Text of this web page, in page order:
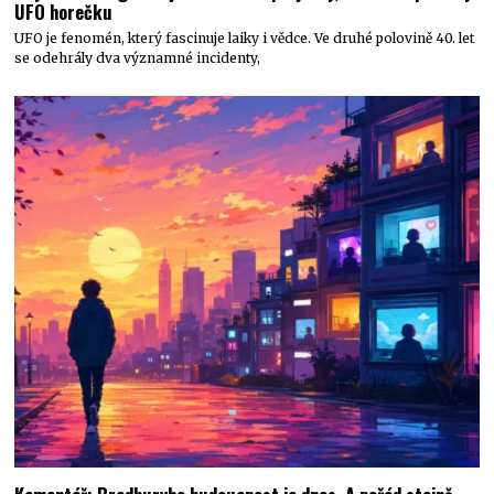
UFO horečku
UFO je fenomén, který fascinuje laiky i vědce. Ve druhé polovině 40. let
se odehrály dva významné incidenty,